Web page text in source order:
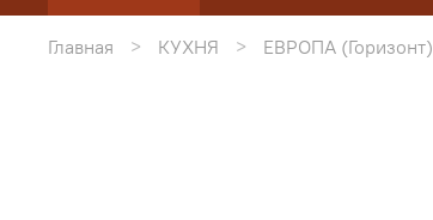
Главная КУХНЯ ЕВРОПА (Горизонт)